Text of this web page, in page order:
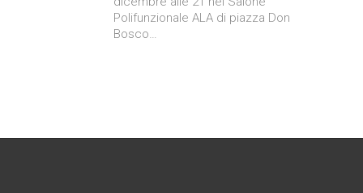
Polifunzionale ALA di piazza Don
Bosco…